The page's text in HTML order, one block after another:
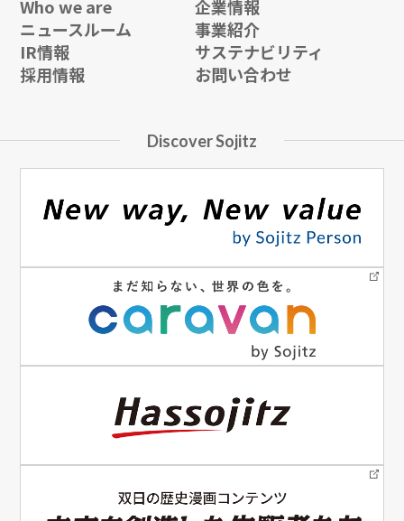
Who we are
企業情報
ニュースルーム
事業紹介
IR情報
サステナビリティ
採用情報
お問い合わせ
Discover Sojitz